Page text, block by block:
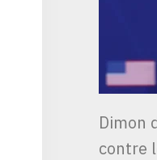
Dimon
contre